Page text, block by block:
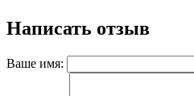
Написать отзыв
Ваше имя: